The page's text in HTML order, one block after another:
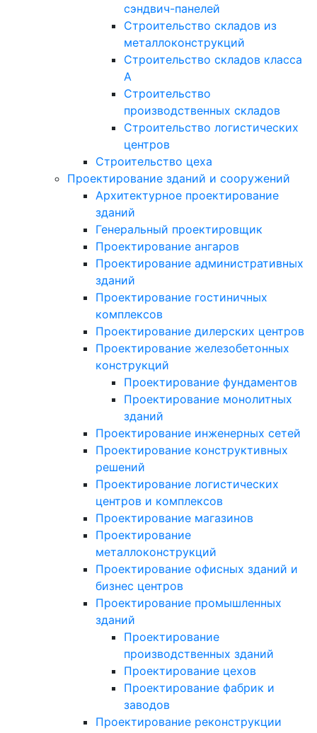
сэндвич-панелей
Строительство складов из
металлоконструкций
Строительство складов класса
А
Строительство
производственных складов
Строительство логистических
центров
Строительство цеха
Проектирование зданий и сооружений
Архитектурное проектирование
зданий
Генеральный проектировщик
Проектирование ангаров
Проектирование административных
зданий
Проектирование гостиничных
комплексов
Проектирование дилерских центров
Проектирование железобетонных
конструкций
Проектирование фундаментов
Проектирование монолитных
зданий
Проектирование инженерных сетей
Проектирование конструктивных
решений
Проектирование логистических
центров и комплексов
Проектирование магазинов
Проектирование
металлоконструкций
Проектирование офисных зданий и
бизнес центров
Проектирование промышленных
зданий
Проектирование
производственных зданий
Проектирование цехов
Проектирование фабрик и
заводов
Проектирование реконструкции